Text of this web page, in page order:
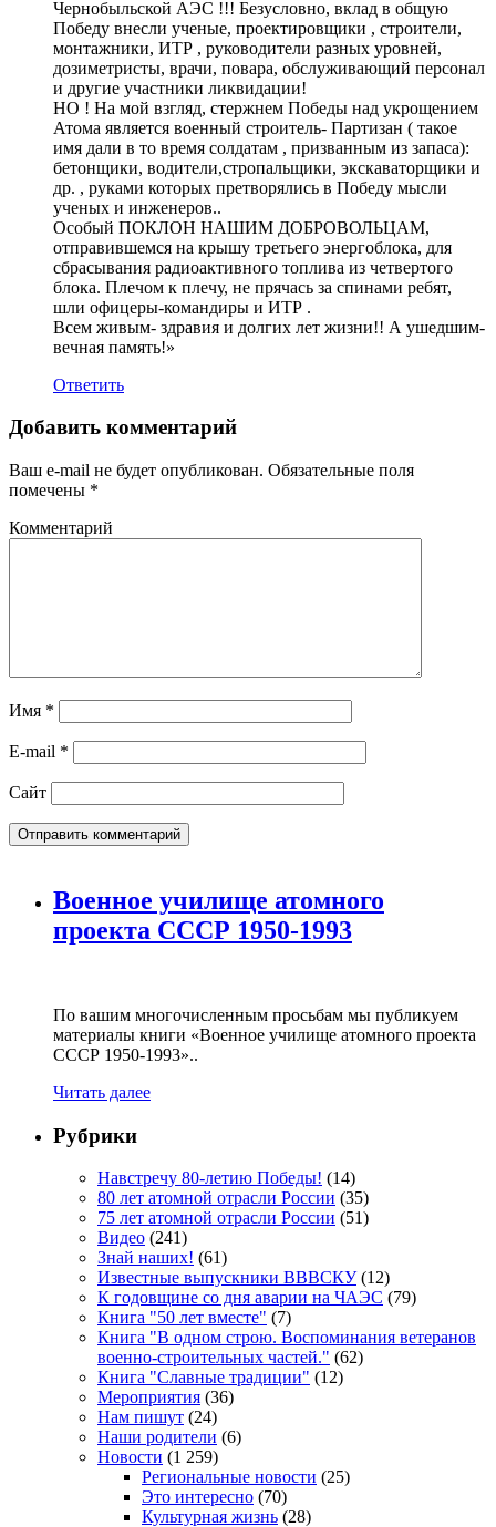
Чернобыльской АЭС !!! Безусловно, вклад в общую
Победу внесли ученые, проектировщики , строители,
монтажники, ИТР , руководители разных уровней,
дозиметристы, врачи, повара, обслуживающий персонал
и другие участники ликвидации!
НО ! На мой взгляд, стержнем Победы над укрощением
Атома является военный строитель- Партизан ( такое
имя дали в то время солдатам , призванным из запаса):
бетонщики, водители,стропальщики, экскаваторщики и
др. , руками которых претворялись в Победу мысли
ученых и инженеров..
Особый ПОКЛОН НАШИМ ДОБРОВОЛЬЦАМ,
отправившемся на крышу третьего энергоблока, для
сбрасывания радиоактивного топлива из четвертого
блока. Плечом к плечу, не прячась за спинами ребят,
шли офицеры-командиры и ИТР .
Всем живым- здравия и долгих лет жизни!! А ушедшим-
вечная память!»
Ответить
Добавить комментарий
Ваш e-mail не будет опубликован. Обязательные поля
помечены *
Комментарий
Имя *
E-mail *
Сайт
Военное училище атомного
проекта СССР 1950-1993
По вашим многочисленным просьбам мы публикуем
материалы книги «Военное училище атомного проекта
СССР 1950-1993»..
Читать далее
Рубрики
Навстречу 80-летию Победы! (14)
80 лет атомной отрасли России (35)
75 лет атомной отрасли России (51)
Видео (241)
Знай наших! (61)
Известные выпускники ВВВСКУ(12)
К годовщине со дня аварии на ЧАЭС (79)
Книга "50 лет вместе" (7)
Книга "В одном строю. Воспоминания ветеранов
военно-строительных частей." (62)
Книга "Славные традиции" (12)
Мероприятия (36)
Нам пишут (24)
Наши родители (6)
Новости (1 259)
Региональные новости (25)
Это интересно (70)
Культурная жизнь (28)